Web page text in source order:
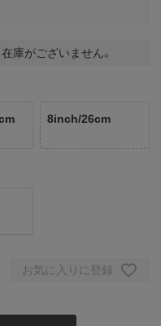
庫がございません。
8inch/26cm
お気に入りに登録